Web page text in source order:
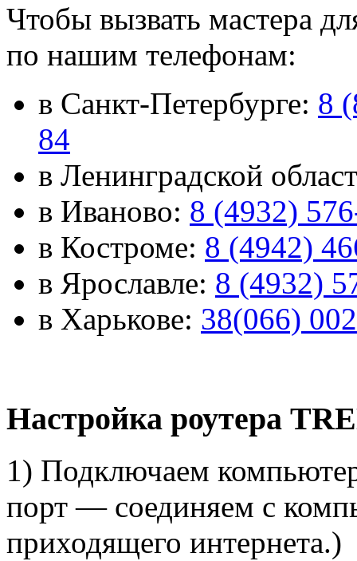
Чтобы вызвать мастера
по нашим телефонам:
в Санкт-Петербурге: 8
84
в Ленинградской
в Иваново: 8 (4932)
в Костроме: 8 (4942)
в Ярославле: 8 (4932)
в Харькове: 38(066)
Настройка роутера
1) Подключаем
порт — соединяем с
приходящего интернета.)